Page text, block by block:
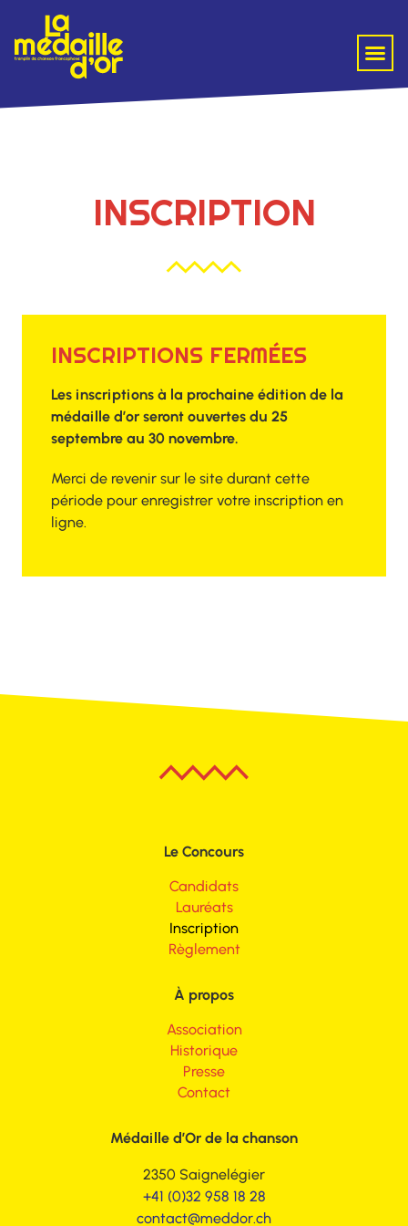
INSCRIPTION
INSCRIPTIONS FERMÉES
Les inscriptions à la prochaine édition de la
médaille d’or seront ouvertes du 25
septembre au 30 novembre.
Merci de revenir sur le site durant cette
période pour enregistrer votre inscription en
ligne.
Le Concours
Candidats
Lauréats
Inscription
Règlement
Médaille d’Or de la chanson
2350 Saignelégier
+41 (0)32 958 18 28
contact@meddor.ch
À propos
Association
Historique
Presse
Contact